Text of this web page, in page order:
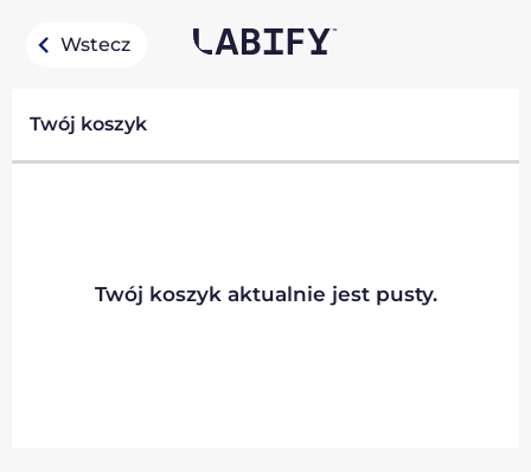
Wstecz
Twój koszyk
Twój koszyk aktualnie jest pusty.